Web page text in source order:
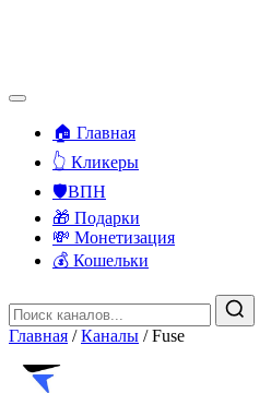
🏠 Главная
👆 Кликеры
🛡️ВПН
🎁 Подарки
💸 Монетизация
💰 Кошельки
Главная / Каналы / Fuse